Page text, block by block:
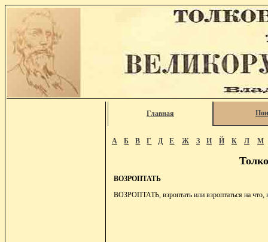
Главная
А Б В Г Д Е Ж З И Й К Л М
ВОЗРОПТАТЬ
ВОЗРОПТАТЬ, взроптать или взроптаться на что,